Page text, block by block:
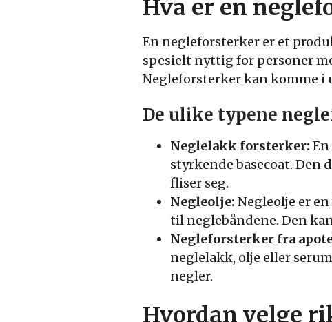
Hva er en
En negleforsterker er et
spesielt nyttig for personer
Negleforsterker kan komme i
De ulike typene
Neglelakk forsterker:
styrkende basecoat. Den
fliser seg.
Negleolje: Negleolje er
til neglebåndene. Den
Negleforsterker fra
neglelakk, olje eller
negler.
Hvordan velge